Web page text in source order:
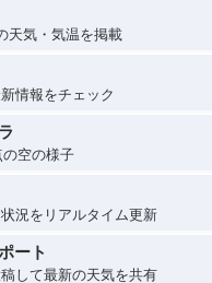
天気・気温を掲載
情報をチェック
空の様子
況をリアルタイム更新
ート
して最新の天気を共有